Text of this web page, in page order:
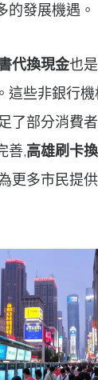
的發展機遇。
代換現金也
這些非銀行
了部分消費
善,高雄刷卡
更多市民提